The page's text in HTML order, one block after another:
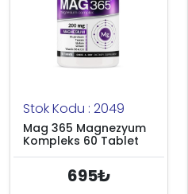
Stok Kodu : 2049
Mag 365 Magnezyum
Kompleks 60 Tablet
695₺